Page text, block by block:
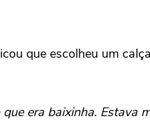
que escolheu um
era baixinha. Estava